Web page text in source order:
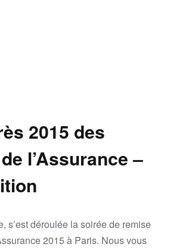
2015 des
l’Assurance –
s’est déroulée la soirée de remise
2015 à Paris. Nous vous